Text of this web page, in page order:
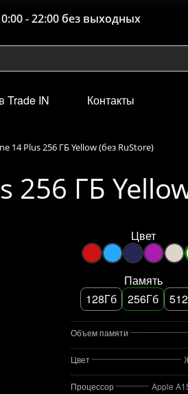
- 22:00 без выходных
Trade IN Контакты
14 Plus 256 ГБ Yellow (без RuStore)
ГБ
Цвет
Память
128Гб
256Гб
Объем памяти
Цвет
Процессор Apple